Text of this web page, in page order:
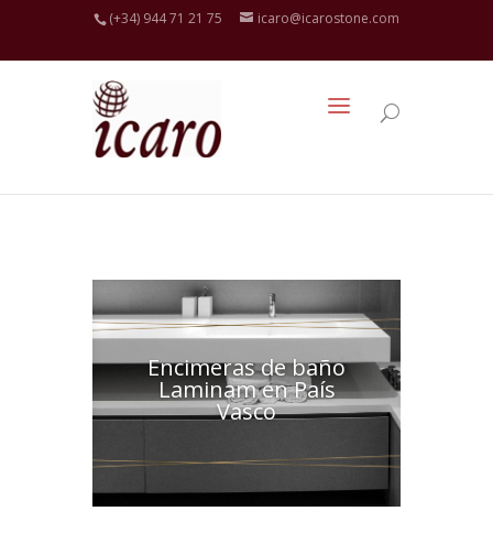
(+34) 944 71 21 75 icaro@icarostone.com
Encimeras de baño
Laminam en País
Vasco